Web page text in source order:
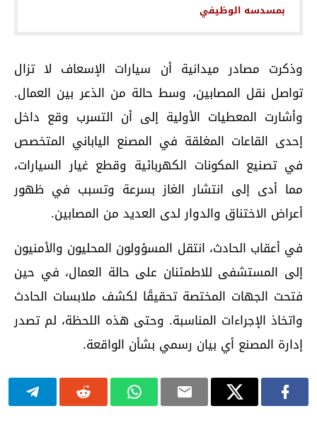
بمسدسه الوظيفي
وذكرت مصادر ميدانية أن سيارات الإسعاف لا تزال
تواصل نقل المصابين، وسط حالة من الذعر بين العمال.
وأشارت المعطيات الأولية إلى أن التسرب وقع داخل
إحدى القاعات المغلقة في المصنع الياباني المتخصص
في تصنيع المكونات الكهربائية وقطع غيار السيارات،
مما أدى إلى انتشار الغاز بسرعة وتسبب في ظهور
أعراض الاختناق والدوار لدى العديد من المصابين.
في أعقاب الحادث، انتقل المسؤولون المحليون والأمنيون
إلى المستشفى للاطمئنان على حالة العمال، في حين
فتحت الجهات المختصة تحقيقًا لكشف ملابسات الحادث
واتخاذ الإجراءات المناسبة. وحتى هذه اللحظة، لم تصدر
إدارة المصنع أي بيان رسمي بشأن الواقعة.